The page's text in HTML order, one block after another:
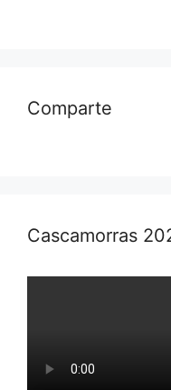
Comparte
Cascamorras